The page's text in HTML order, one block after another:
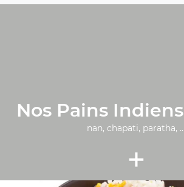
Nos Pains
nan, chapati, paratha, ...
+